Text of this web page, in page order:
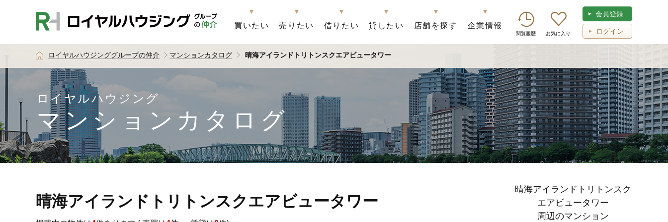
買いたい 売りたい 借りたい 貸したい 店舗を探す 企業情報
閲覧履歴 お気に入り
会員登録
ログイン
ロイヤルハウジンググループの仲介 マンションカタログ 晴海アイランドトリトンスクエアビュータワー
ロイヤルハウジング
マンションカタログ
晴海アイランドトリトンスクエアビュータワー
晴海アイランドトリトンスク
エアビュータワー
周辺のマンション